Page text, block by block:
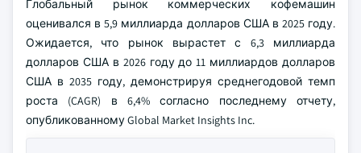
Глобальный рынок коммерческих кофемашин
оценивался в 5,9 миллиарда долларов США в 2025 году.
Ожидается, что рынок вырастет с 6,3 миллиарда
долларов США в 2026 году до 11 миллиардов долларов
США в 2035 году, демонстрируя среднегодовой темп
роста (CAGR) в 6,4% согласно последнему отчету,
опубликованному Global Market Insights Inc.